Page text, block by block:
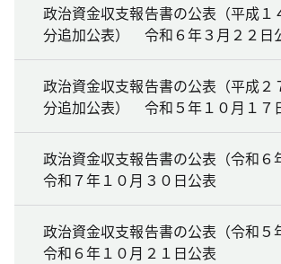
政治資金収支報告書の公表（平成１
分追加公表） 令和６年３月２２日
政治資金収支報告書の公表（平成２
分追加公表） 令和５年１０月１７
政治資金収支報告書の公表（令和
令和７年１０月３０日公表
政治資金収支報告書の公表（令和
令和６年１０月２１日公表